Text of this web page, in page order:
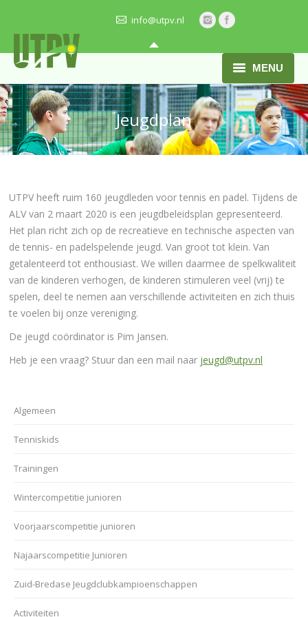
info@utpv.nl
MENU
HOME
ONZE VERENIGING
BARDIENST
ACTUEEL
JEUGD
VRAGEN?
Jeugdplan
UTPV heeft ruim 160 jeugdleden voor tennis en padel. Tijdens de
ALV van 2 maart 2020 is een jeugdbeleidsplan gepresenteerd.
Het plan richt zich op de recreatieve en technische aspecten van
de tennis- en padelspelende jeugd. Van groot tot klein. Van
getalenteerd tot enthousiast. We willen daarmee de spelkwaliteit
van de kinderen verhogen, de kinderen stimuleren veel (vrij) te
spelen, deel te nemen aan verschillende activiteiten en zich thuis
te voelen bij onze vereniging.
De jeugd coördinator is Pim Jansen.
Heb je een vraag? Stuur dan een mail naar jeugd@utpv.nl
Algemeen
Tenniskids
Trainingen
Wintercompetitie junioren
Voorjaarscompetitie junioren
Najaarscompetitie Junioren
Zuid-Bredase Jeugdclubkampioenschappen
Activiteiten